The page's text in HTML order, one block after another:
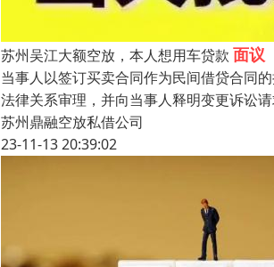
苏州吴江大额空放，本人想用车贷款 面议
当事人以签订买卖合同作为民间借贷合同
法律关系审理，并向当事人释明变更诉讼
苏州鼎融空放私借公司
23-11-13 20:39:02